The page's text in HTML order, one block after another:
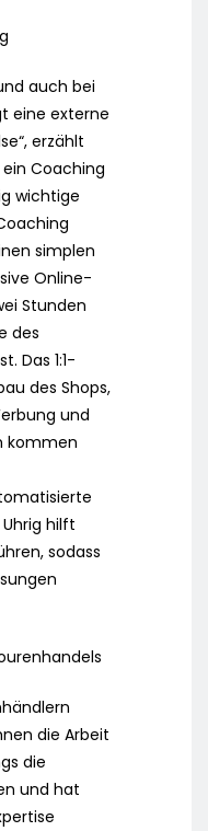
auch bei
eine externe
erzählt
ein Coaching
wichtige
simplen
Online-
Stunden
des
Das 1:1-
des Shops,
und
kommen
hilft
sodass
die Arbeit
die
und hat